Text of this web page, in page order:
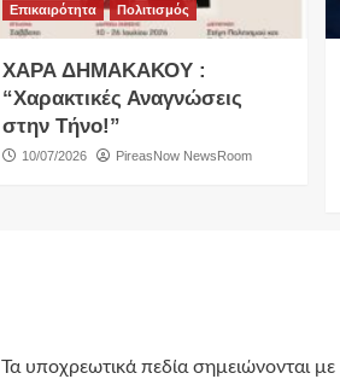
Επικαιρότητα Πολιτισμός
ΧΑΡΑ ΔΗΜΑΚΑΚΟΥ :
“Χαρακτικές Αναγνώσεις
στην Τήνο!”
10/07/2026 PireasNow NewsRoom
Τα υποχρεωτικά πεδία σημειώνονται με